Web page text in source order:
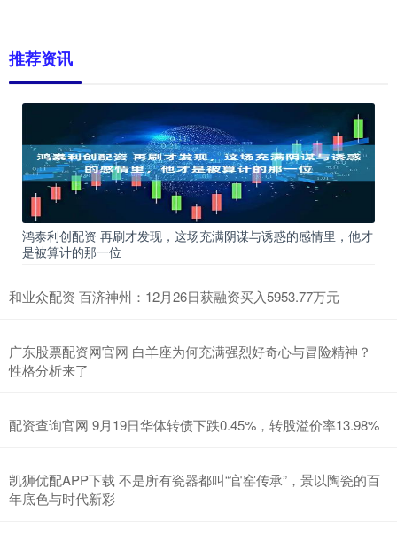
推荐资讯
鸿泰利创配资 再刷才发现，这场充满阴谋与诱惑的感情里，他才
是被算计的那一位
和业众配资 百济神州：12月26日获融资买入5953.77万元
广东股票配资网官网 白羊座为何充满强烈好奇心与冒险精神？
性格分析来了
配资查询官网 9月19日华体转债下跌0.45%，转股溢价率13.98%
凯狮优配APP下载 不是所有瓷器都叫“官窑传承”，景以陶瓷的百
年底色与时代新彩